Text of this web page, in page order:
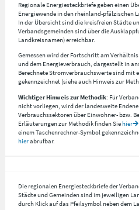
Regionale Energiesteckbriefe geben einen
Energiewende in den rheinland-pfälzischen
In der Übersicht sind die kreisfreien Städte
Verbandsgemeinden sind über die
Landkreisnamen) erreichbar.
Gemessen wird der Fortschritt am
und dem Energieverbrauch, dargestellt in
Berechnete Stromverbrauchswerte sind mit
gekennzeichnet (siehe auch Hinweis zur
Wichtiger Hinweis zur Methodik: Für
nicht vorliegen, wird der landesweite
Verbrauchssektoren über Einwohner- bzw.
Erläuterungen zur Methodik finden Siehier
einem Taschenrechner-Symbol
hierabrufbar.
Die regionalen Energiesteckbriefe der
Städte und Gemeinden sind im jeweiligen
durch Klick auf das Pfeilsymbol neben dem